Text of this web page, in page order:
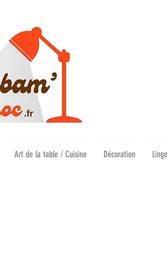
Art de la table / Cuisine Décoration